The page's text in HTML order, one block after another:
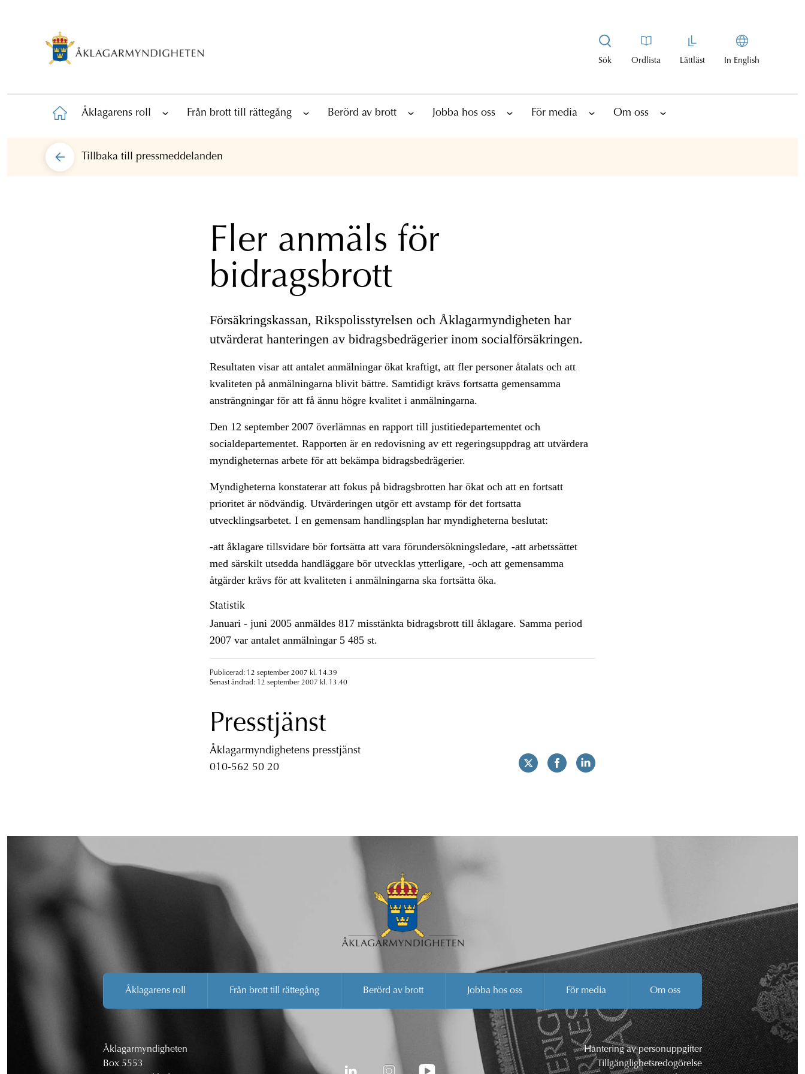
Sök Ordlista Lättläst In English
Åklagarens roll Från brott till rättegång Berörd av brott Jobba hos oss För media Om oss
Tillbaka till pressmeddelanden
Fler anmäls för
bidragsbrott
Försäkringskassan, Rikspolisstyrelsen och Åklagarmyndigheten har
utvärderat hanteringen av bidragsbedrägerier inom socialförsäkringen.
Resultaten visar att antalet anmälningar ökat kraftigt, att fler personer åtalats och att
kvaliteten på anmälningarna blivit bättre. Samtidigt krävs fortsatta gemensamma
ansträngningar för att få ännu högre kvalitet i anmälningarna.
Den 12 september 2007 överlämnas en rapport till justitiedepartementet och
socialdepartementet. Rapporten är en redovisning av ett regeringsuppdrag att utvärdera
myndigheternas arbete för att bekämpa bidragsbedrägerier.
Myndigheterna konstaterar att fokus på bidragsbrotten har ökat och att en fortsatt
prioritet är nödvändig. Utvärderingen utgör ett avstamp för det fortsatta
utvecklingsarbetet. I en gemensam handlingsplan har myndigheterna beslutat:
-att åklagare tillsvidare bör fortsätta att vara förundersökningsledare, -att arbetssättet
med särskilt utsedda handläggare bör utvecklas ytterligare, -och att gemensamma
åtgärder krävs för att kvaliteten i anmälningarna ska fortsätta öka.
Statistik
Januari - juni 2005 anmäldes 817 misstänkta bidragsbrott till åklagare. Samma period
2007 var antalet anmälningar 5 485 st.
Publicerad: 12 september 2007 kl. 14.39
Senast ändrad: 12 september 2007 kl. 13.40
Presstjänst
Åklagarmyndighetens presstjänst
010-562 50 20
Åklagarens roll Från brott till rättegång Berörd av brott Jobba hos oss För media Om oss
Åklagarmyndigheten
Box 5553
Hantering av personuppgifter
Tillgänglighetsredogörelse